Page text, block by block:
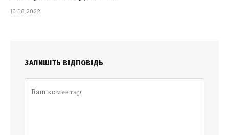
10.08.2022
ЗАЛИШІТЬ ВІДПОВІДЬ